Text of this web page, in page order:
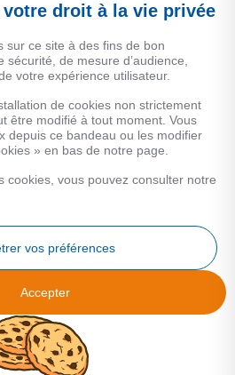
LEGALES
personnelles
des performances
en stratégie et intelligence immobilière
droit à la vie privée
sur ce site à des fins de bon
de mesure d’audience,
votre expérience utilisateur.
de cookies non strictement
être modifié à tout moment. Vous
depuis ce bandeau ou les modifier
» en bas de notre page.
cookies, vous pouvez consulter notre
vos préférences
Accepter